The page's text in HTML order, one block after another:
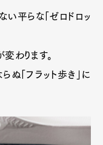
平らな「ゼロドロッ
わります。
ぬ「フラット歩き」に